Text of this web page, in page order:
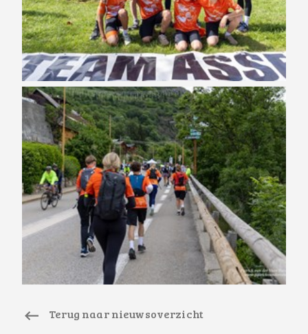
Terug naar nieuwsoverzicht